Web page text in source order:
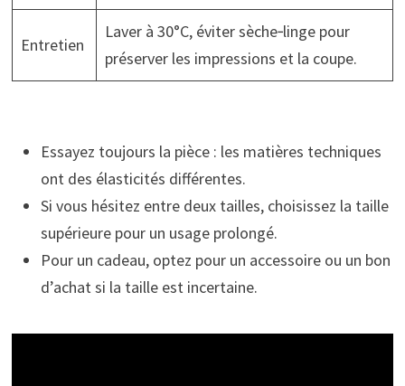
Entretien
Laver à 30°C, éviter sèche‑linge pour
préserver les impressions et la coupe.
Essayez toujours la pièce : les matières techniques
ont des élasticités différentes.
Si vous hésitez entre deux tailles, choisissez la taille
supérieure pour un usage prolongé.
Pour un cadeau, optez pour un accessoire ou un bon
d’achat si la taille est incertaine.